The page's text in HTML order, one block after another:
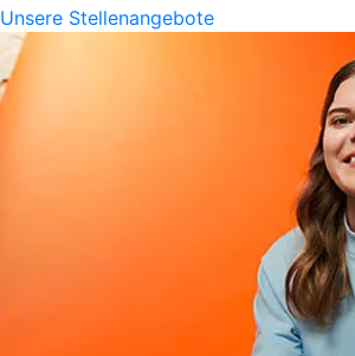
Unsere Stellenangebote